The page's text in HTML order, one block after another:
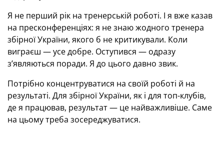
Я не перший рік на тренерській роботі. І я вже казав
на пресконференціях: я не знаю жодного тренера
збірної України, якого б не критикували. Коли
виграєш — усе добре. Оступився — одразу
з’являються поради. Я до цього давно звик.
Потрібно концентруватися на своїй роботі й на
результаті. Для збірної України, як і для топ-клубів,
де я працював, результат — це найважливіше. Саме
на цьому треба зосереджуватися.